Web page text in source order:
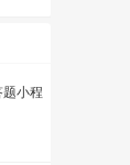
小程